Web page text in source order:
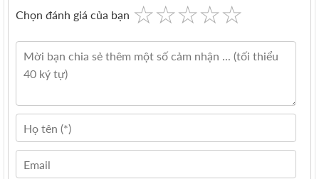
Chọn đánh giá của bạn ☆☆☆☆☆
★★★★★